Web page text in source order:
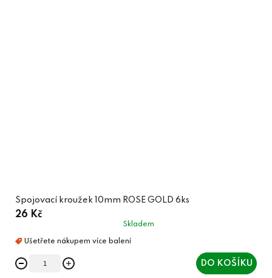
Spojovací kroužek 10mm ROSE GOLD 6ks
26 Kč
Skladem
DO KOŠÍKU